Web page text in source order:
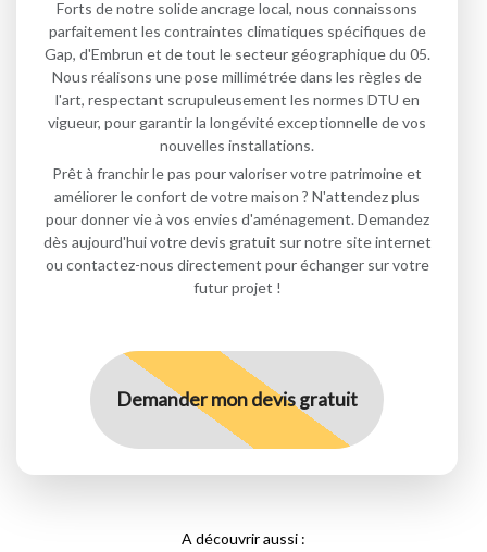
Forts de notre solide ancrage local, nous connaissons
parfaitement les contraintes climatiques spécifiques de
Gap, d'Embrun et de tout le secteur géographique du 05.
Nous réalisons une pose millimétrée dans les règles de
l'art, respectant scrupuleusement les normes DTU en
vigueur, pour garantir la longévité exceptionnelle de vos
nouvelles installations.
Prêt à franchir le pas pour valoriser votre patrimoine et
améliorer le confort de votre maison ? N'attendez plus
pour donner vie à vos envies d'aménagement. Demandez
dès aujourd'hui votre devis gratuit sur notre site internet
ou contactez-nous directement pour échanger sur votre
futur projet !
Demander mon devis gratuit
A découvrir aussi :